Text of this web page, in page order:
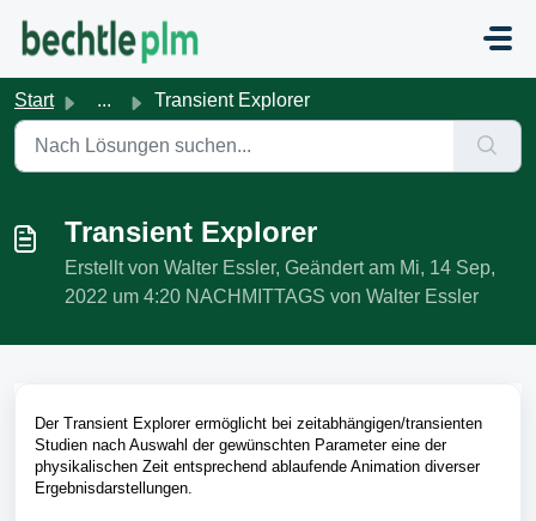
Start ... Transient Explorer
Transient Explorer
Erstellt von Walter Essler, Geändert am Mi, 14 Sep,
2022 um 4:20 NACHMITTAGS von Walter Essler
Der Transient Explorer ermöglicht bei zeitabhängigen/transienten
Studien nach Auswahl der gewünschten Parameter eine der
physikalischen Zeit entsprechend ablaufende Animation diverser
Ergebnisdarstellungen.